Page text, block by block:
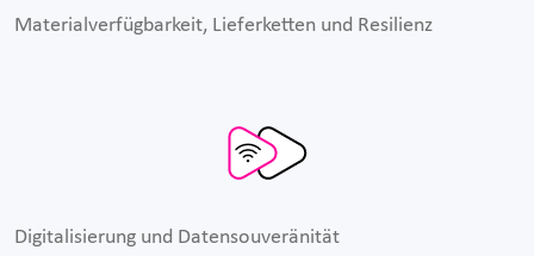
Materialverfügbarkeit, Lieferketten und Resilienz
Digitalisierung und Datensouveränität